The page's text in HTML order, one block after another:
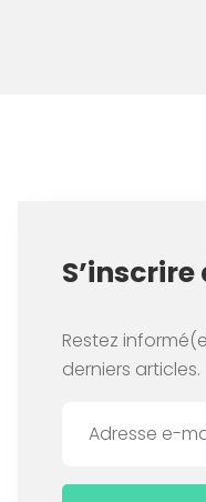
Restez
derniers articles.